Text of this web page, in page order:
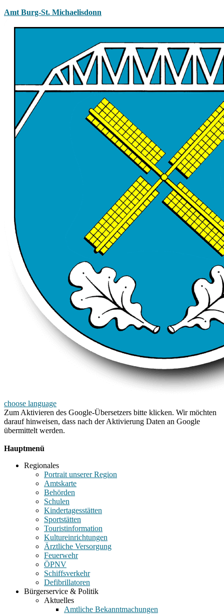
Amt Burg-St. Michaelisdonn
choose language
Zum Aktivieren des Google-Übersetzers bitte klicken. Wir möchten
darauf hinweisen, dass nach der Aktivierung Daten an Google
übermittelt werden.
Hauptmenü
Regionales
Portrait unserer Region
Amtskarte
Behörden
Schulen
Kindertagesstätten
Sportstätten
Touristinformation
Kultureinrichtungen
Ärztliche Versorgung
Feuerwehr
ÖPNV
Schiffsverkehr
Defibrillatoren
Bürgerservice & Politik
Aktuelles
Amtliche Bekanntmachungen